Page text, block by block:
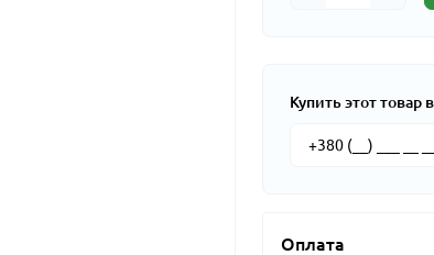
Купить этот товар
Оплата